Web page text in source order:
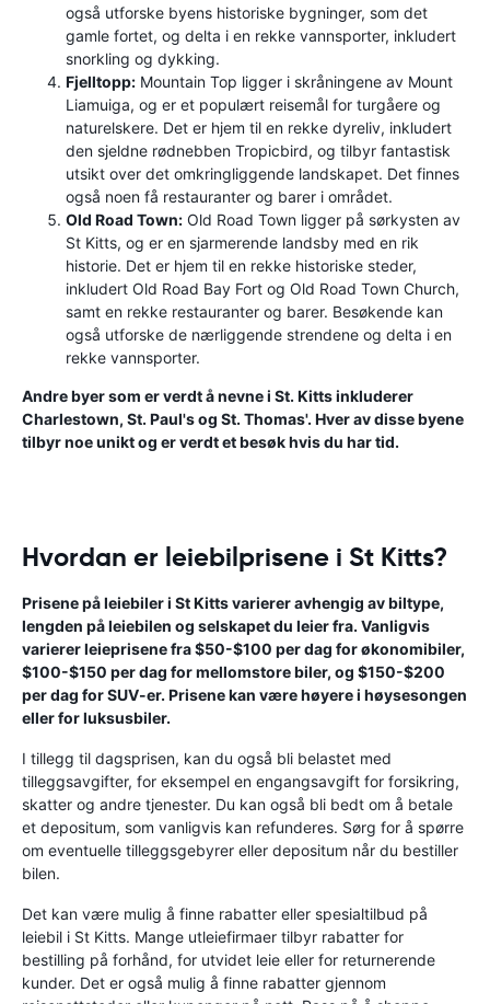
også utforske byens historiske bygninger, som det
gamle fortet, og delta i en rekke vannsporter, inkludert
snorkling og dykking.
Fjelltopp: Mountain Top ligger i skråningene av Mount
Liamuiga, og er et populært reisemål for turgåere og
naturelskere. Det er hjem til en rekke dyreliv, inkludert
den sjeldne rødnebben Tropicbird, og tilbyr fantastisk
utsikt over det omkringliggende landskapet. Det finnes
også noen få restauranter og barer i området.
Old Road Town: Old Road Town ligger på sørkysten av
St Kitts, og er en sjarmerende landsby med en rik
historie. Det er hjem til en rekke historiske steder,
inkludert Old Road Bay Fort og Old Road Town Church,
samt en rekke restauranter og barer. Besøkende kan
også utforske de nærliggende strendene og delta i en
rekke vannsporter.
Andre byer som er verdt å nevne i St. Kitts inkluderer
Charlestown, St. Paul's og St. Thomas'. Hver av disse byene
tilbyr noe unikt og er verdt et besøk hvis du har tid.
Hvordan er leiebilprisene i St Kitts?
Prisene på leiebiler i St Kitts varierer avhengig av biltype,
lengden på leiebilen og selskapet du leier fra. Vanligvis
varierer leieprisene fra $50-$100 per dag for økonomibiler,
$100-$150 per dag for mellomstore biler, og $150-$200
per dag for SUV-er. Prisene kan være høyere i høysesongen
eller for luksusbiler.
I tillegg til dagsprisen, kan du også bli belastet med
tilleggsavgifter, for eksempel en engangsavgift for forsikring,
skatter og andre tjenester. Du kan også bli bedt om å betale
et depositum, som vanligvis kan refunderes. Sørg for å spørre
om eventuelle tilleggsgebyrer eller depositum når du bestiller
bilen.
Det kan være mulig å finne rabatter eller spesialtilbud på
leiebil i St Kitts. Mange utleiefirmaer tilbyr rabatter for
bestilling på forhånd, for utvidet leie eller for returnerende
kunder. Det er også mulig å finne rabatter gjennom